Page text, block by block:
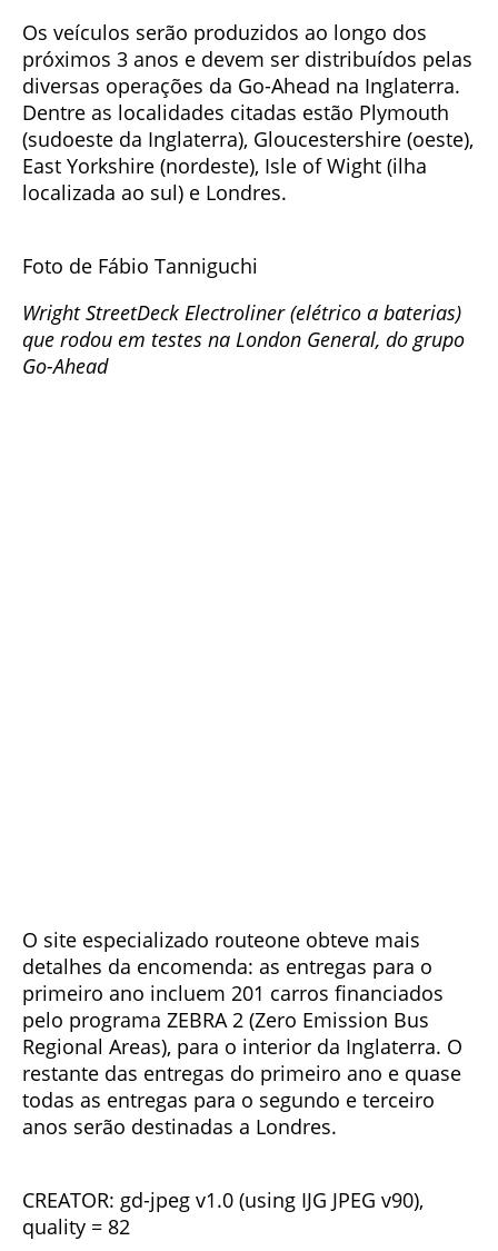
Os veículos serão produzidos ao longo dos
próximos 3 anos e devem ser distribuídos pelas
diversas operações da Go-Ahead na Inglaterra.
Dentre as localidades citadas estão Plymouth
(sudoeste da Inglaterra), Gloucestershire (oeste),
East Yorkshire (nordeste), Isle of Wight (ilha
localizada ao sul) e Londres.
Foto de Fábio Tanniguchi
Wright StreetDeck Electroliner (elétrico a baterias)
que rodou em testes na London General, do grupo
Go-Ahead
O site especializado routeone obteve mais
detalhes da encomenda: as entregas para o
primeiro ano incluem 201 carros financiados
pelo programa ZEBRA 2 (Zero Emission Bus
Regional Areas), para o interior da Inglaterra. O
restante das entregas do primeiro ano e quase
todas as entregas para o segundo e terceiro
anos serão destinadas a Londres.
CREATOR: gd-jpeg v1.0 (using IJG JPEG v90),
quality = 82